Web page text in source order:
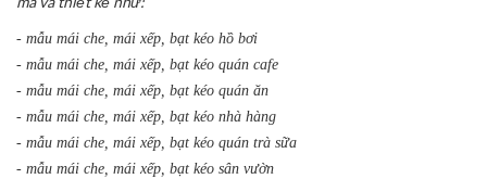
- mẫu mái che, mái xếp, bạt kéo hồ bơi
- mẫu mái che, mái xếp, bạt kéo quán cafe
- mẫu mái che, mái xếp, bạt kéo quán ăn
- mẫu mái che, mái xếp, bạt kéo nhà hàng
- mẫu mái che, mái xếp, bạt kéo quán trà sữa
- mẫu mái che, mái xếp, bạt kéo sân vườn